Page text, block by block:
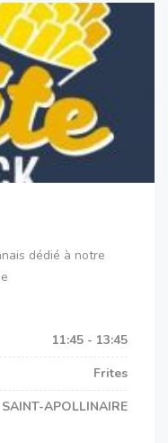
dédié à notre
11:45 - 13:45
Frites
SAINT-APOLLINAIRE